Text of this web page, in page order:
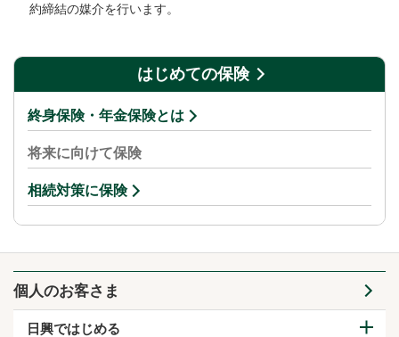
約締結の媒介を行います。
はじめての保険
終身保険・年金保険とは
将来に向けて保険
相続対策に保険
個人のお客さま
日興ではじめる